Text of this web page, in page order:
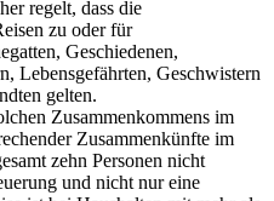
regelt, dass die
zu oder für
Geschiedenen,
Lebensgefährten, Geschwistern
gelten.
Zusammenkommens im
Zusammenkünfte im
zehn Personen nicht
und nicht nur eine